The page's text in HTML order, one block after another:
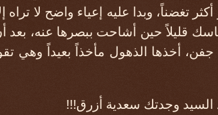
تغضناً، وبدا عليه إعياء واضح لا
قليلاً حين أشاحت ببصرها عنه،
أخذها الذهول مأخذاً بعيداً وهي
وجدتك سعدية أزرق!!!